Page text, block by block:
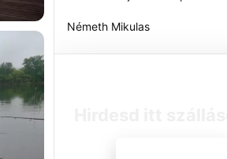
megjegyezték ,hogy a saroknál
Németh Mikulas